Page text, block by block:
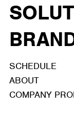
SCHEDULE
ABOUT
COMPANY